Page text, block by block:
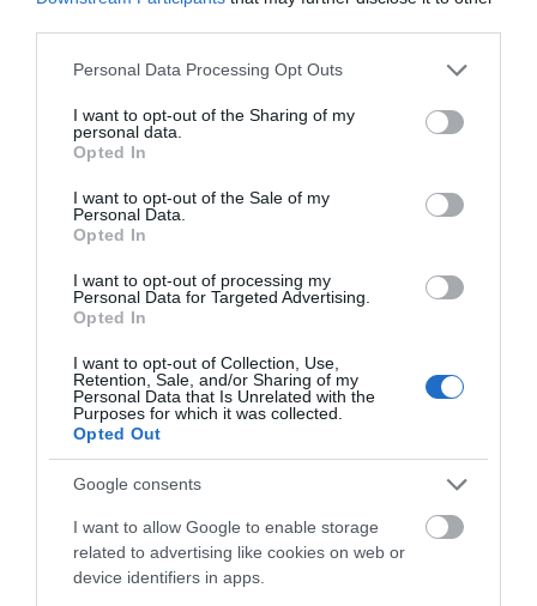
Please note that this website/app uses one or more Google
not limited to your visit or usage behaviour. You may click to
grant or deny consent to Google and its third-party tags to
use your data for below specified purposes in below Google
consent section.
Personal Data Processing Opt Outs
I want to opt-out of the Sharing of my
personal data.
Opted In
I want to opt-out of the Sale of my
Personal Data.
Opted In
I want to opt-out of processing my
Personal Data for Targeted Advertising.
Opted In
I want to opt-out of Collection, Use,
Retention, Sale, and/or Sharing of my
Personal Data that Is Unrelated with the
Purposes for which it was collected.
Opted Out
Google consents
I want to allow Google to enable storage
related to advertising like cookies on web or
device identifiers in apps.
ΑΦΉΣΤΕ ΈΝΑ ΣΧΌΛΙΟ
σημειώνονται με*